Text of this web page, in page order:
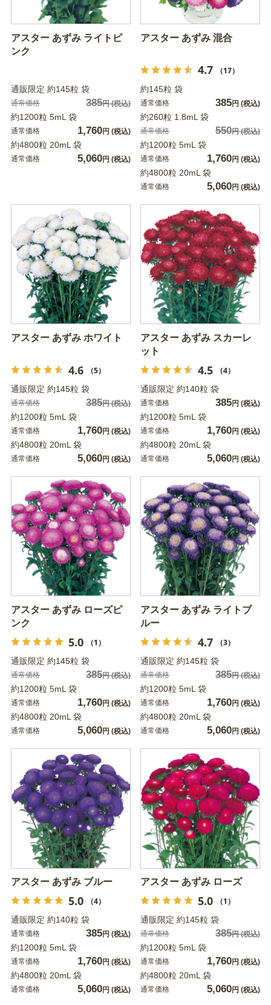
アスター あずみ ライトピ
ンク
通販限定 約145粒 袋
通常価格 385円(税込)
約1200粒 5mL 袋
通常価格 1,760円 (税込)
約4800粒 20mL 袋
通常価格 5,060円 (税込)
アスター あずみ 混合
4.7 （17）
約145粒 袋
通常価格 385円 (税込)
約260粒 1.8mL 袋
通常価格 550円(税込)
約1200粒 5mL 袋
通常価格 1,760円 (税込)
約4800粒 20mL 袋
通常価格 5,060円 (税込)
アスター あずみ ホワイト
4.6 （5）
通販限定 約145粒 袋
通常価格 385円(税込)
約1200粒 5mL 袋
通常価格 1,760円 (税込)
約4800粒 20mL 袋
通常価格 5,060円 (税込)
アスター あずみ スカーレ
ット
4.5 （4）
通販限定 約140粒 袋
通常価格 385円 (税込)
約1200粒 5mL 袋
通常価格 1,760円 (税込)
約4800粒 20mL 袋
通常価格 5,060円 (税込)
アスター あずみ ローズピ
ンク
5.0 （1）
通販限定 約145粒 袋
通常価格 385円(税込)
約1200粒 5mL 袋
通常価格 1,760円 (税込)
約4800粒 20mL 袋
通常価格 5,060円 (税込)
アスター あずみ ライトブ
ルー
4.7 （3）
通販限定 約145粒 袋
通常価格 385円(税込)
約1200粒 5mL 袋
通常価格 1,760円 (税込)
約4800粒 20mL 袋
通常価格 5,060円 (税込)
アスター あずみ ブルー
5.0 （4）
通販限定 約140粒 袋
通常価格 385円 (税込)
約1200粒 5mL 袋
通常価格 1,760円 (税込)
約4800粒 20mL 袋
通常価格 5,060円 (税込)
アスター あずみ ローズ
5.0 （1）
通販限定 約145粒 袋
通常価格 385円(税込)
約1200粒 5mL 袋
通常価格 1,760円 (税込)
約4800粒 20mL 袋
通常価格 5,060円 (税込)